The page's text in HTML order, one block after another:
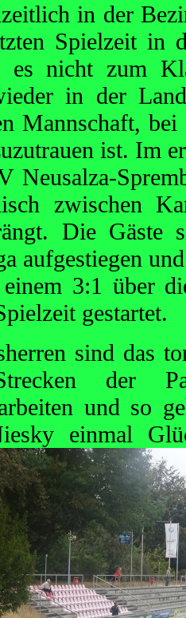
in der
Spielzeit in
es nicht zum
in der
Mannschaft,
ist. Im
Neusalza-
zwischen
Die Gäste
aufgestiegen
3:1 über
gestartet.
sind das
der
und so
einmal